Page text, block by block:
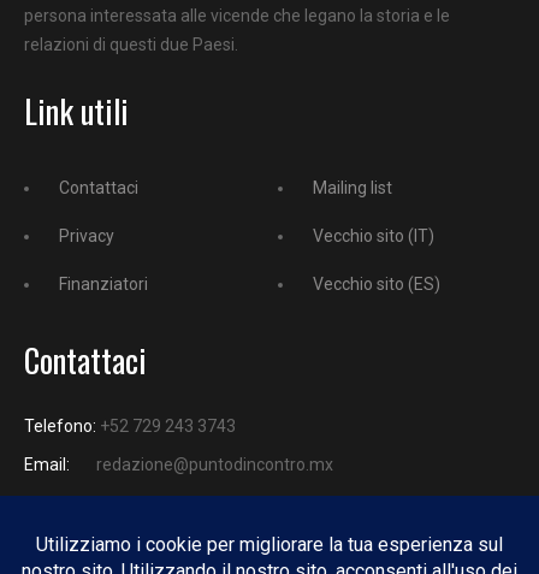
persona interessata alle vicende che legano la storia e le
relazioni di questi due Paesi.
Link utili
Contattaci
Privacy
Finanziatori
Mailing list
Vecchio sito (IT)
Vecchio sito (ES)
Contattaci
Telefono: +52 729 243 3743
Email:
redazione@puntodincontro.mx
PUNTODINCONTRO